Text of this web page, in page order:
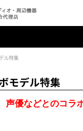
ル特集
モデル特集
声優などとのコラ